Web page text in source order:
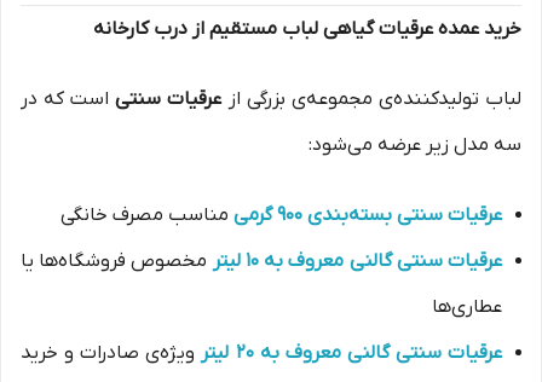
خرید عمده عرقیات گیاهی لباب مستقیم از درب کارخانه
لباب تولیدکننده‌ی مجموعه‌ی بزرگی ازعرقیات سنتیاست که در
سه مدل زیر عرضه می‌شود:
عرقیات سنتی بسته‌بندی ۹۰۰ گرمی
مناسب مصرف خانگی
عرقیات سنتی گالنی معروف به ۱۰ لیتر
مخصوص فروشگاه‌ها یا
عطاری‌ها
عرقیات سنتی گالنی معروف به ۲۰ لیتر
ویژه‌ی صادرات و خرید